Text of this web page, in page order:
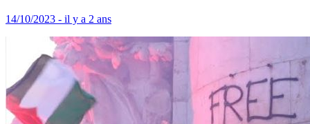
14/10/2023 - il y a 2 ans